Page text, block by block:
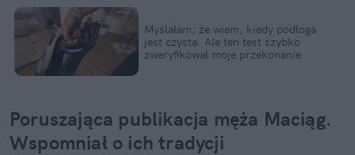
Myślałam, że wiem, kiedy podłoga
jest czysta. Ale ten test szybko
zweryfikował moje przekonanie
Poruszająca publikacja męża Maciąg.
Wspomniał o ich tradycji